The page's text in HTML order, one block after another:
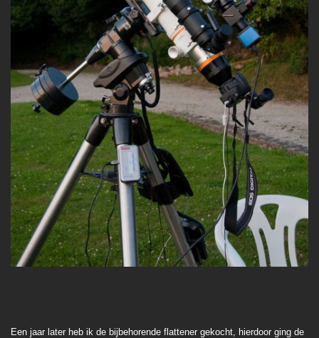
Een jaar later heb ik de bijbehorende flattener gekocht, hierdoor ging de